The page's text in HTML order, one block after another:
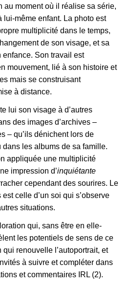
au moment où il réalise sa série,
lui-même enfant. La photo est
multiplicité dans le temps,
de son visage, et sa
Son travail est
mouvement, lié à son histoire et
mais se construisant
à distance.
lui son visage à d’autres
des images d’archives –
– qu’ils dénichent lors de
dans les albums de sa famille.
appliquée une multiplicité
impression d’inquiétante
cependant des sourires. Le
celle d’un soi qui s’observe
situations.
qui, sans être en elle-
les potentiels de sens de ce
renouvelle l’autoportrait, et
à suivre et compléter dans
et commentaires IRL (2).